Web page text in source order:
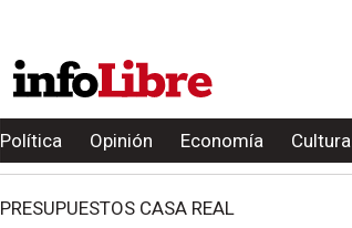
Política Opinión Economía Cultura
PRESUPUESTOS CASA REAL